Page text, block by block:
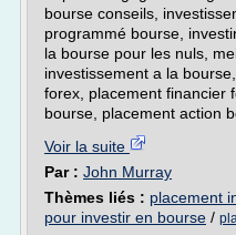
bourse conseils,
programmé bourse,
la bourse pour les nuls,
investissement a la
forex, placement financier
bourse, placement action
Voir la suite
Par : John Murray
Thèmes liés : placement
pour investir en bourse /